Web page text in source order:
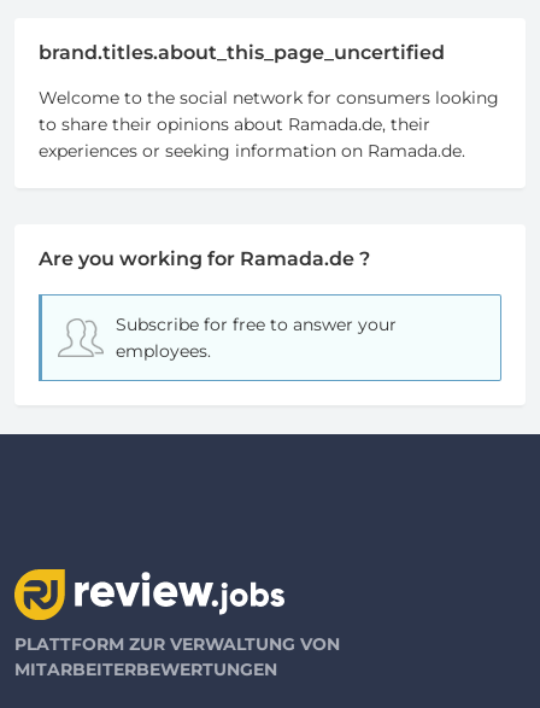
brand.titles.about_this_page_uncertified
Welcome to the social network for consumers looking
to share their opinions about Ramada.de, their
experiences or seeking information on Ramada.de.
Are you working for Ramada.de ?
Subscribe for freeto answer your
employees.
PLATTFORM ZUR VERWALTUNG VON
MITARBEITERBEWERTUNGEN